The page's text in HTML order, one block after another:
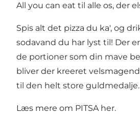
All you can eat til alle os, der
Spis alt det pizza du ka', og
sodavand du har lyst til! Der
de portioner som din mave
bliver der kreeret
til den helt store guldmedalje.
Læs mere om PITSA her.